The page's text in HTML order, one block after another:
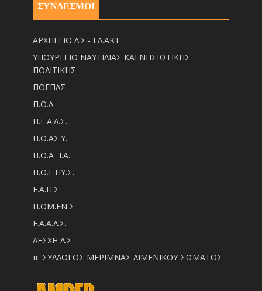
ΣΥΝΔΕΣΜΟΙ
ΑΡΧΗΓΕΙΟ Λ.Σ.- ΕΛ.ΑΚΤ
ΥΠΟΥΡΓΕΙΟ ΝΑΥΤΙΛΙΑΣ ΚΑΙ ΝΗΣΙΩΤΙΚΗΣ
ΠΟΛΙΤΙΚΗΣ
ΠΟΕΠΛΣ
Π.Ο.Λ.
Π.Ε.Α.Λ.Σ.
Π.Ο.ΑΣ.Υ.
Π.Ο.ΑΞΙ.Α.
Π.Ο.Ε.ΠΥ.Σ.
Ε.Α.Π.Σ.
Π.ΟM.EN.Σ.
Ε.Α.Α.Λ.Σ.
ΛΕΣΧΗ Λ.Σ.
π. ΣΥΛΛΟΓΟΣ ΜΕΡΙΜΝΑΣ ΛΙΜΕΝΙΚΟΥ ΣΩΜΑΤΟΣ